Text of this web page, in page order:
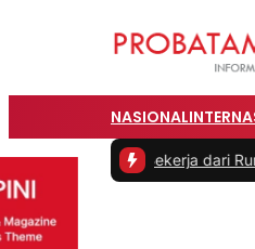
NASIONAL
saat Bekerja dari Rumah|#2 -